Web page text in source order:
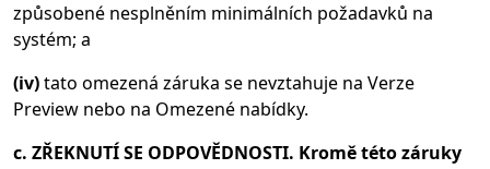
způsobené nesplněním minimálních požadavků na
systém; a
(iv)tato omezená záruka se nevztahuje na Verze
Preview nebo na Omezené nabídky.
c. ZŘEKNUTÍ SE ODPOVĚDNOSTI. Kromě této záruky